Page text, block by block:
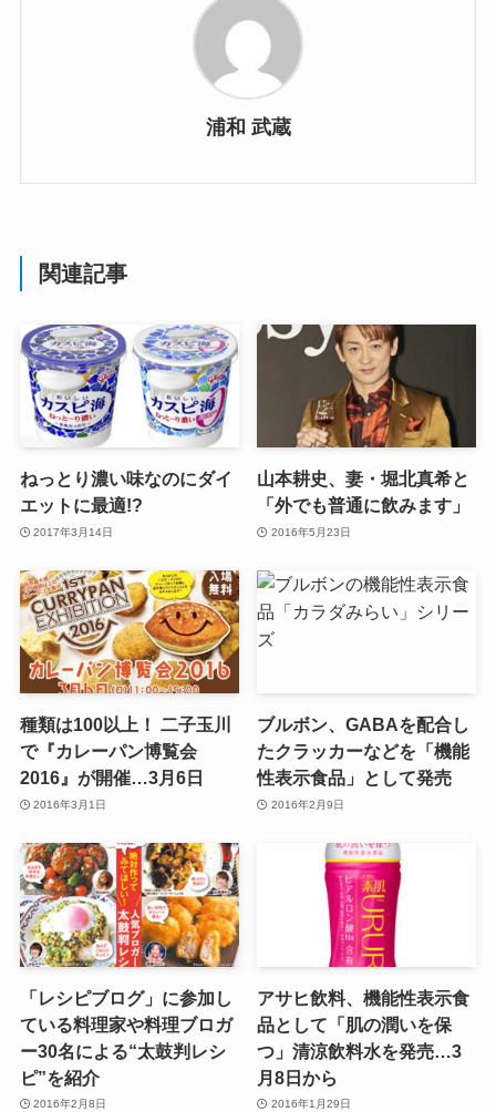
浦和 武蔵
関連記事
ねっとり濃い味なのにダイ
エットに最適!?
2017年3月14日
山本耕史、妻・堀北真希と
「外でも普通に飲みます」
2016年5月23日
種類は100以上！ 二子玉川
で『カレーパン博覧会
2016』が開催…3月6日
2016年3月1日
ブルボン、GABAを配合し
たクラッカーなどを「機能
性表示食品」として発売
2016年2月9日
「レシピブログ」に参加し
ている料理家や料理ブロガ
ー30名による“太鼓判レシ
ピ”を紹介
2016年2月8日
アサヒ飲料、機能性表示食
品として「肌の潤いを保
つ」清涼飲料水を発売…3
月8日から
2016年1月29日